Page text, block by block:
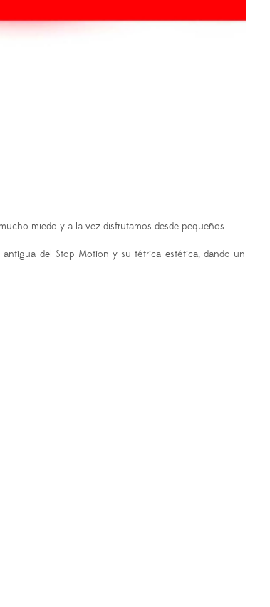
miedo y a la vez disfrutamos desde pequeños.
del Stop-Motion y su tétrica estética, dando un